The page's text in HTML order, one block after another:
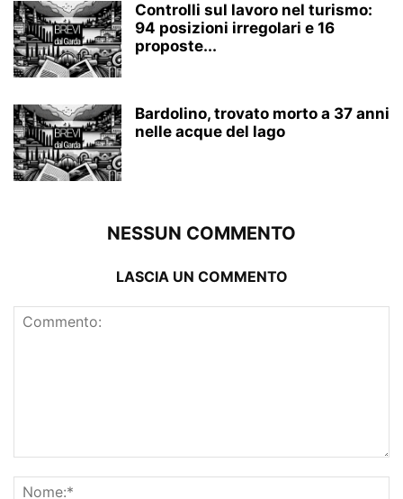
Controlli sul lavoro nel turismo:
94 posizioni irregolari e 16
proposte...
Bardolino, trovato morto a 37 anni
nelle acque del lago
NESSUN COMMENTO
LASCIA UN COMMENTO